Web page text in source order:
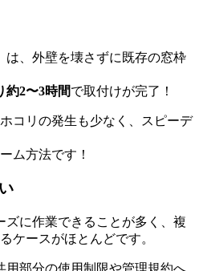
は、外壁を壊さずに既存の窓枠
約2〜3時間で取付けが完了！
コリの発生も少なく、スピーデ
ム方法です！
ズに作業できることが多く、複
ケースがほとんどです。
用部分の使用制限や管理規約へ